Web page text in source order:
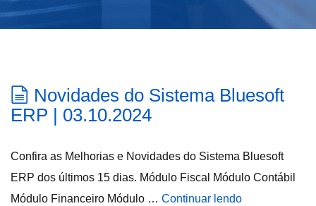
Novidades do Sistema Bluesoft
ERP | 03.10.2024
Confira as Melhorias e Novidades do Sistema Bluesoft
ERP dos últimos 15 dias. Módulo Fiscal Módulo Contábil
Módulo Financeiro Módulo … Continuar lendo